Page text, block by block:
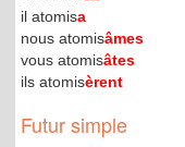
il atomisa
nous atomisâmes
vous atomisâtes
ils atomisèrent
Futur simple